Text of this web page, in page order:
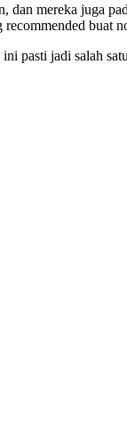
dan mereka juga
buat
pasti jadi salah